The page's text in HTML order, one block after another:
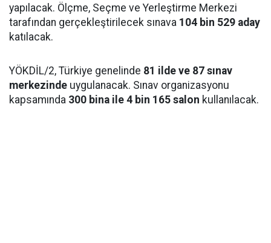
yapılacak. Ölçme, Seçme ve Yerleştirme Merkezi
tarafından gerçekleştirilecek sınava 104 bin 529 aday
katılacak.
YÖKDİL/2, Türkiye genelinde 81 ilde ve 87 sınav
merkezinde uygulanacak. Sınav organizasyonu
kapsamında 300 bina ile 4 bin 165 salon kullanılacak.